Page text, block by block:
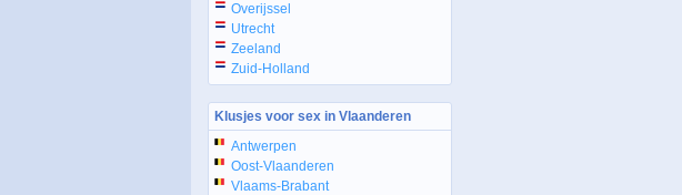
Overijssel
Utrecht
Zeeland
Zuid-Holland
Klusjes voor sex in Vlaanderen
Antwerpen
Oost-Vlaanderen
Vlaams-Brabant